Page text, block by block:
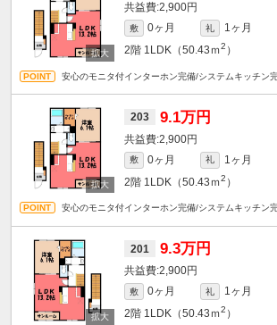
2,900円
敷 0ヶ月 礼
1ヶ月
2階 1LDK（50.43ｍ2 ）
安心のモニタ付インターホン完備/システムキッチン
203 9.1万円
2,900円
敷 0ヶ月 礼
1ヶ月
2階 1LDK（50.43ｍ2 ）
安心のモニタ付インターホン完備/システムキッチン
201 9.3万円
2,900円
敷 0ヶ月 礼
1ヶ月
2階 1LDK（50.43ｍ2 ）